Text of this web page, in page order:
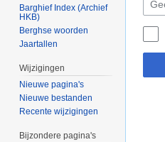
Barghief Index (Archief
HKB)
Berghse woorden
Jaartallen
Wijzigingen
Nieuwe pagina's
Nieuwe bestanden
Recente wijzigingen
Bijzondere pagina's